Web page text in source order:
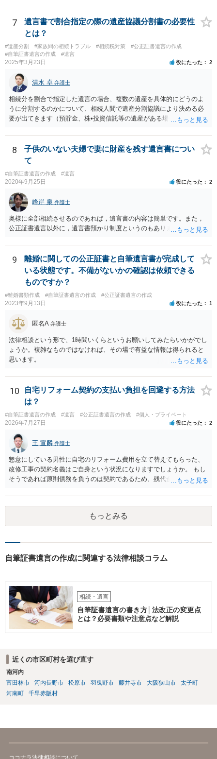
っていない部分については請求すればいいと思います。 なお、家賃に
ついては、お父様自身が遺産分割手続をしなかったのですから、あき
らめるしかないと思います。
7
遺言書で割合指定の際の遺産協議分割書の必要性
とは？
#遺産分割 #家族間の相続トラブル #相続税対策
#公正証書遺言の作成
#自筆証書遺言の作成
#遺言
2025年3月23日 役にたった 2
清水 卓 弁護士
相続分を割合で指定した遺言の場合、複数の遺産を具体的にどうのよ
うに分割するのかについて、相続人間で遺産分割協議により決める必
要が出てきます（預貯金、株•投資信託等の遺産がある場合に、どの遺
投資信託は他の相続人にというような分け方をするのか等について
は、相続人間で遺産分割協議により決める必要があります）。
8
子供のいない夫婦で妻に財産を残す遺言書につい
て
#自筆証書遺言の作成 #遺言
2020年9月25日 役にたった 2
峰岸 泉 弁護士
奥様に全部相続させるのであれば，遺言書の内容は簡単です。また，
公正証書遺言以外に，遺言書預かり制度というのもあります。
9
離婚に関しての公正証書と自筆遺言書が完成して
いる状態です。不備がないかの確認は依頼できる
ものですか？
#離婚書類作成 #自筆証書遺言の作成 #公正証書遺言の作成
2023年9月13日 役にたった 1
匿名A 弁護士
法律相談という形で、1時間いくらというお願いしてみたらいかがでし
ょうか。複雑なものではなければ、その場で有益な情報は得られると
思います。
10
自宅リフォーム契約の支払い負担を回避する方法
は？
#自筆証書遺言の作成 #遺言 #公正証書遺言の作成 #個人・プライベート
2026年7月27日 役にたった 2
王 宣麟 弁護士
懇意にしている男性に自宅のリフォーム費用を立て替えてもらった、
改修工事の契約名義はご自身という状況になりますでしょうか。 もし
そうであれば原則債務を負うのは契約であるため、残代金を捻出して
ます。 入籍した場合でも、原則契約者が単独で全ての債務を負うこと
には変わりがありません。 なかなか対応に難しい案件であり、公開の
場でアドバイスを行うのも限界があるように思われますので、資料等
を持参のうえ個別に弁護士に相談されることをお勧めします。
もっとみる
自筆証書遺言の作成に関連する法律相談コラム
相続・遺言
自筆証書遺言の書き方│法改正の変更点
とは？必要書類や注意点など解説
近くの市区町村を選び直す
南河内
富田林市
河内長野市 松原市 羽曳野市 藤井寺市 大阪狭山市
太子町
河南町
千早赤阪村
ココナラ法律相談について